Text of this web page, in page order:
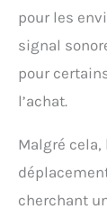
pour les
signal
pour
l’achat.
Malgré
cherchant